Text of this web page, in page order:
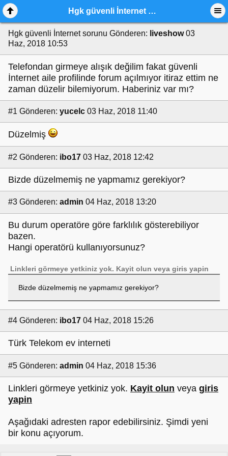
Hgk güvenli İnternet sorunu
Hgk güvenli İnternet sorunu Gönderen: liveshow 03
Haz, 2018 10:53
Telefondan girmeye alışık değilim fakat güvenli
İnternet aile profilinde forum açılmıyor itiraz ettim ne
zaman düzelir bilemiyorum. Haberiniz var mı?
#1 Gönderen: yucelc 03 Haz, 2018 11:40
Düzelmiş
#2 Gönderen: ibo17 03 Haz, 2018 12:42
Bizde düzelmemiş ne yapmamız gerekiyor?
#3 Gönderen: admin 04 Haz, 2018 13:20
Bu durum operatöre göre farklılık gösterebiliyor
bazen.
Hangi operatörü kullanıyorsunuz?
Linkleri görmeye yetkiniz yok. Kayit olun veyagiris yapin
Bizde düzelmemiş ne yapmamız gerekiyor?
#4 Gönderen: ibo17 04 Haz, 2018 15:26
Türk Telekom ev interneti
#5 Gönderen: admin 04 Haz, 2018 15:36
Linkleri görmeye yetkiniz yok. Kayit olun veya giris
yapin
Aşağıdaki adresten rapor edebilirsiniz. Şimdi yeni
bir konu açıyorum.